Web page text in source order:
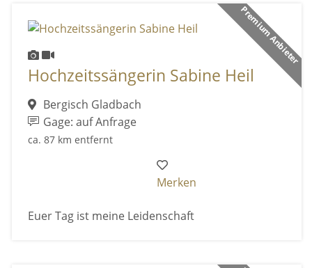
Premium Anbieter
Hochzeitssängerin Sabine Heil
Bergisch Gladbach
Gage: auf Anfrage
ca. 87 km entfernt
Merken
Euer Tag ist meine Leidenschaft